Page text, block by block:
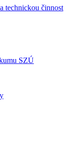
technickou činnost
SZÚ